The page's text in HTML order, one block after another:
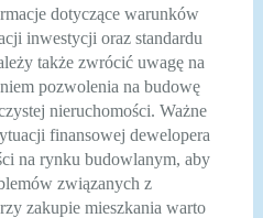
dotyczące warunków
inwestycji oraz standardu
także zwrócić uwagę na
pozwolenia na budowę
nieruchomości. Ważne
finansowej dewelopera
na rynku budowlanym, aby
związanych z
zakupie mieszkania warto